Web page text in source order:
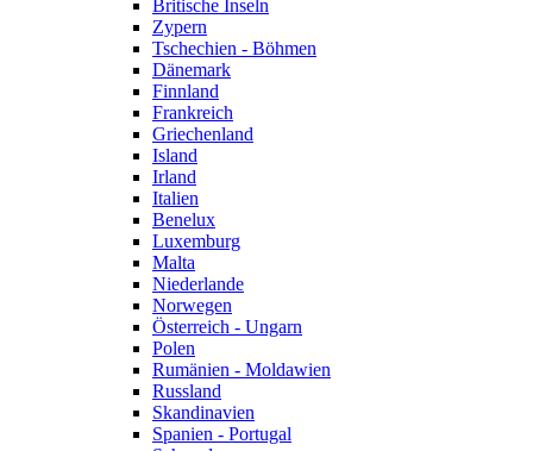
Britische Inseln
Zypern
Tschechien - Böhmen
Dänemark
Finnland
Frankreich
Griechenland
Island
Irland
Italien
Benelux
Luxemburg
Malta
Niederlande
Norwegen
Österreich - Ungarn
Polen
Rumänien - Moldawien
Russland
Skandinavien
Spanien - Portugal